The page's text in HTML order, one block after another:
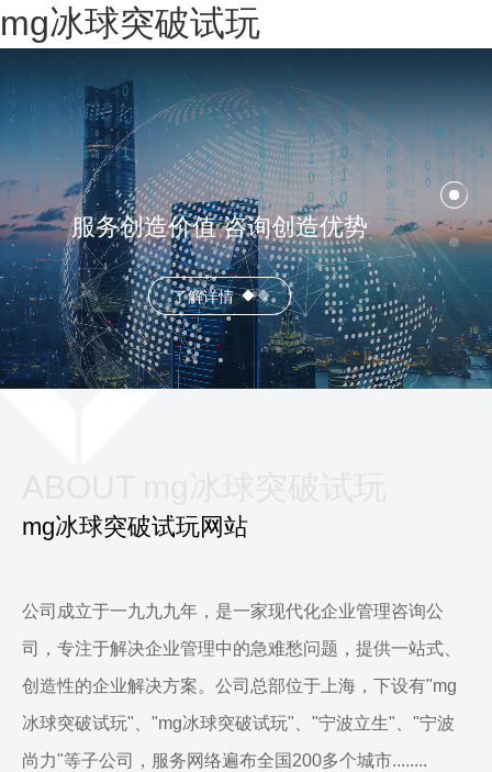
mg冰球突破试玩
服务创造价值 咨询创造优势
了解详情
mg冰球突破试玩网站
公司成立于一九九九年，是一家现代化企业管理咨询公
司，专注于解决企业管理中的急难愁问题，提供一站式、
创造性的企业解决方案。公司总部位于上海，下设有"mg
冰球突破试玩"、"mg冰球突破试玩"、"宁波立生"、"宁波
尚力"等子公司，服务网络遍布全国200多个城市........